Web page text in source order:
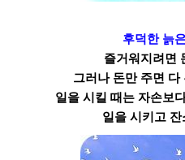
후덕한 늙
즐거워지려면
그러나 돈만 주면 다
일을 시킬 때는 자손보
일을 시키고